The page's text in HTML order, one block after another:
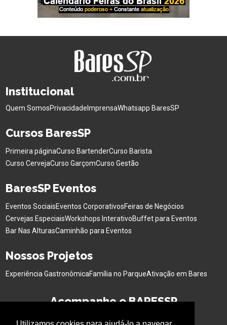
Institucional
Quem SomosPrivacidade ImprensaWhatsapp BaresSP
Cursos BaresSP
Primeira páginaCurso BartenderCurso Barista
Curso CervejaCurso GarçomCurso Gestão
BaresSP Eventos
Eventos SociaisEventos CorporativosFeiras de Negócios
Cervejas EspeciaisWorkshops InterativoBuffet para Eventos
Bar Nas AlturasCaminhão para Eventos
Nossos Projetos
Experiência GastronômicaFamília no ParqueAtivação em Bares
Acompanhe o BARESSP